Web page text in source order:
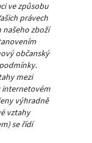
ve způsobu
právech
zboží
občanský
mezi
internetovém
výhradně
vztahy
se řídí